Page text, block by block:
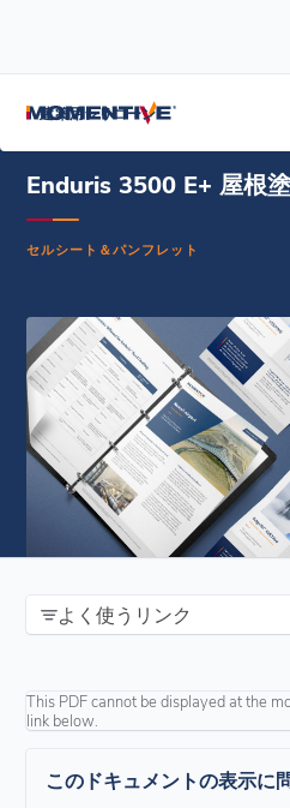
建築用シリコーン
エンデュリス 3500 E+ 屋根用コーティン
Enduris 3500 E+ 屋根
セルシート＆パンフレット
よく使うリンク
This PDF cannot be displayed at the
link below.
このドキュメントの表示に